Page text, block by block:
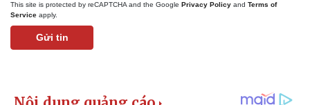
This site is protected by reCAPTCHA and the Google Privacy Policy and Terms of
Service apply.
Gửi tin